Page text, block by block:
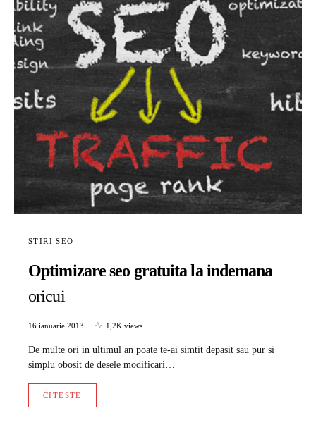
STIRI SEO
Optimizare seo gratuita la indemana
oricui
16 ianuarie 2013 1,2K views
De multe ori in ultimul an poate te-ai simtit depasit sau pur si
simplu obosit de desele modificari…
CITESTE